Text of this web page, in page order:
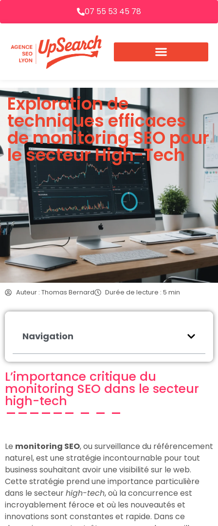
07 55 53 45 78
Exploration de
techniques efficaces
de monitoring SEO pour
le secteur High-Tech
Auteur : Thomas Bernard Durée de lecture : 5 min
Navigation
L’importance critique du
monitoring SEO dans le secteur
high-tech
Le monitoring SEO, ou surveillance du référencement
naturel, est une stratégie incontournable pour tout
business souhaitant avoir une visibilité sur le web.
Cette stratégie prend une importance particulière
dans le secteurhigh-tech, où la concurrence est
incroyablement féroce et où les nouveautés et
innovations sont constantes et rapide. Dans ce